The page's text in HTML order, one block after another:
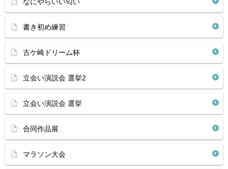
書き初め練習
古ケ崎ドリーム杯
立会い演説会 選挙2
立会い演説会 選挙
合同作品展
マラソン大会